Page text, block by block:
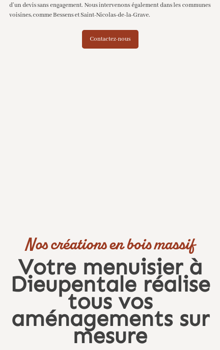
d’un devis sans engagement. Nous intervenons également dans les communes
voisines, commeBessensetSaint-Nicolas-de-la-Grave.
Contactez-nous
Nos créations en bois massif
Votre menuisier à
Dieupentale réalise
tous vos
aménagements sur
mesure